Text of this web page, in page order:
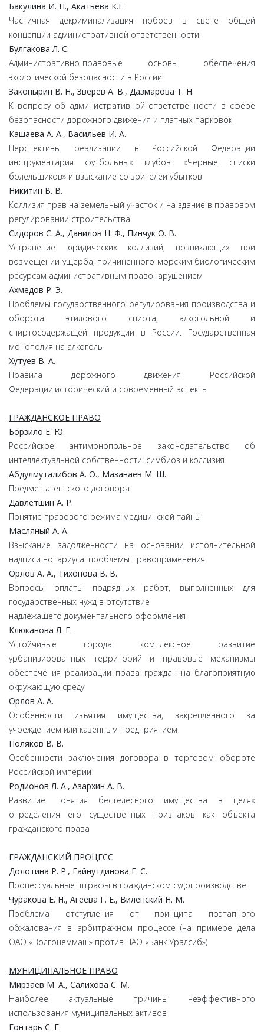
Бакулина И. П., Акатьева К.Е.
Частичная декриминализация побоев в свете общей
концепции административной ответственности
Булгакова Л. С.
Административно-правовые основы обеспечения
экологической безопасности в России
Закопырин В. Н., Зверев А. В., Дазмарова Т. Н.
К вопросу об административной ответственности в сфере
безопасности дорожного движения и платных парковок
Кашаева А. А., Васильев И. А.
Перспективы реализации в Российской Федерации
инструментария футбольных клубов: «Черные списки
болельщиков» и взыскание со зрителей убытков
Никитин В. В.
Коллизия прав на земельный участок и на здание в правовом
регулировании строительства
Cидоров С. А., Данилов Н. Ф., Пинчук О. В.
Устранение юридических коллизий, возникающих при
возмещении ущерба, причиненного морским биологическим
ресурсам административным правонарушением
Ахмедов Р. Э.
Проблемы государственного регулирования производства и
оборота этилового спирта, алкогольной и
спиртосодержащей продукции в России. Государственная
монополия на алкоголь
Хутуев В. А.
Правила дорожного движения Российской
Федерации:исторический и современный аспекты
ГРАЖДАНСКОЕ ПРАВО
Борзило Е. Ю.
Российское антимонопольное законодательство об
интеллектуальной собственности: симбиоз и коллизия
Абдулмуталибов А. О., Мазанаев М. Ш.
Предмет агентского договора
Давлетшин А. Р.
Понятие правового режима медицинской тайны
Масляный А. А.
Взыскание задолженности на основании исполнительной
надписи нотариуса: проблемы правоприменения
Орлов А. А., Тихонова В. В.
Вопросы оплаты подрядных работ, выполненных для
государственных нужд в отсутствие
надлежащего документального оформления
Клюканова Л. Г.
Устойчивые города: комплексное развитие
урбанизированных территорий и правовые механизмы
обеспечения реализации права граждан на благоприятную
окружающую среду
Орлов А. А.
Особенности изъятия имущества, закрепленного за
учреждением или казенным предприятием
Поляков В. В.
Особенности заключения договора в торговом обороте
Российской империи
Родионов Л. А., Азархин А. В.
Развитие понятия бестелесного имущества в целях
определения его существенных признаков как объекта
гражданского права
ГРАЖДАНСКИЙ ПРОЦЕСС
Долотина Р. Р., Гайнутдинова Г. С.
Процессуальные штрафы в гражданском судопроизводстве
Чуракова Е. Н., Агеева Г. Е., Виленский Н. М.
Проблема отступления от принципа поэтапного
обжалования в арбитражном процессе (на примере дела
ОАО «Волгоцеммаш» против ПАО «Банк Уралсиб»)
МУНИЦИПАЛЬНОЕ ПРАВО
Мирзаев М. А., Салихова С. М.
Наиболее актуальные причины неэффективного
использования муниципальных активов
Гонтарь C. Г.